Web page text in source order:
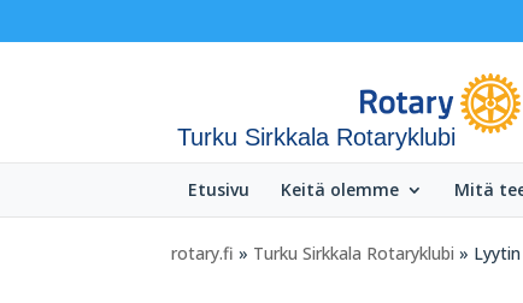
Turku Sirkkala Rotaryklubi
Etusivu Keitä olemme Mitä
rotary.fi » Turku Sirkkala Rotaryklubi »